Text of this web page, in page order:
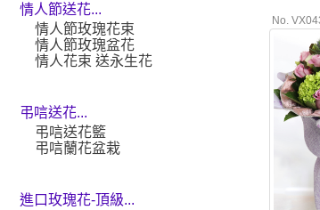
情人節送花...
情人節玫瑰花束
情人節玫瑰盆花
情人花束 送永生花
弔唁送花...
弔唁送花籃
弔唁蘭花盆栽
進口玫瑰花-頂級...
No.